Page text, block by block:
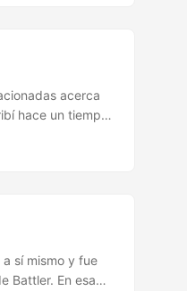
acerca
hace un tiempo
colección de
sí mismo y fue
Battler. En esa